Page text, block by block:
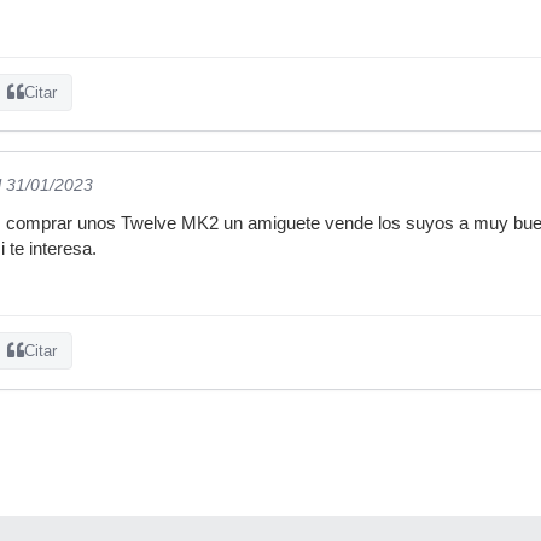
Citar
31/01/2023
unos Twelve MK2 un amiguete vende los suyos a muy
te interesa.
Citar